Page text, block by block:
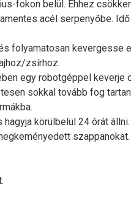
fokon belül. Ehhez
acél serpenyőbe.
folyamatosan kevergesse
zsírhoz.
egy robotgéppel keverje
sokkal tovább fog
körülbelül 24 órát állni.
szappanokat.